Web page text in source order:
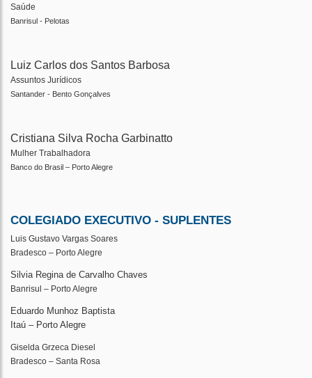
Saúde
Banrisul - Pelotas
Luiz Carlos dos Santos Barbosa
Assuntos Jurídicos
Santander - Bento Gonçalves
Cristiana Silva Rocha Garbinatto
Mulher Trabalhadora
Banco do Brasil – Porto Alegre
COLEGIADO EXECUTIVO - SUPLENTES
Luis Gustavo Vargas Soares
Bradesco – Porto Alegre
Silvia Regina de Carvalho Chaves
Banrisul – Porto Alegre
Eduardo Munhoz Baptista
Itaú – Porto Alegre
Giselda Grzeca Diesel
Bradesco – Santa Rosa